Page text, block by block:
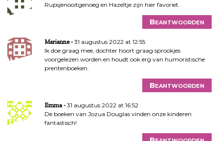
Rupsjenooitgenoeg en Hazeltje zijn hier favoriet.
Beantwoorden
Marianne
31 augustus 2022 at 12:55
Ik doe graag mee, dochter hoort graag sprookjes
voorgelezen worden en houdt ook erg van humoristische
prentenboeken.
Beantwoorden
Emma
31 augustus 2022 at 16:52
De boeken van Jozua Douglas vinden onze kinderen
fantastisch!